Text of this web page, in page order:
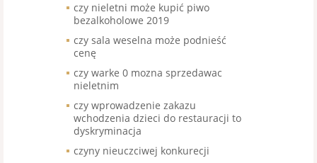
czy nieletni może kupić piwo
bezalkoholowe 2019
czy sala weselna może podnieść
cenę
czy warke 0 mozna sprzedawac
nieletnim
czy wprowadzenie zakazu
wchodzenia dzieci do restauracji to
dyskryminacja
czyny nieuczciwej konkurecji